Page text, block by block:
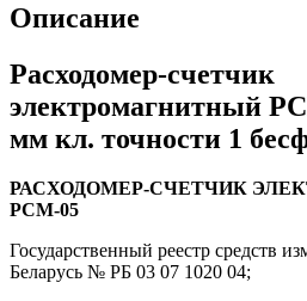
Описание
Расходомер-счетчик
электромагнитный
мм кл. точности 1
РАСХОДОМЕР-СЧЕТЧИК
РСМ-05
Государственный реестр средств
Беларусь № РБ 03 07 1020 04;